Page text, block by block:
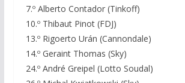
7.º Alberto Contador (Tinkoff)
10.º Thibaut Pinot (FDJ)
13.º Rigoerto Urán (Cannondale)
14.º Geraint Thomas (Sky)
24.º André Greipel (Lotto Soudal)